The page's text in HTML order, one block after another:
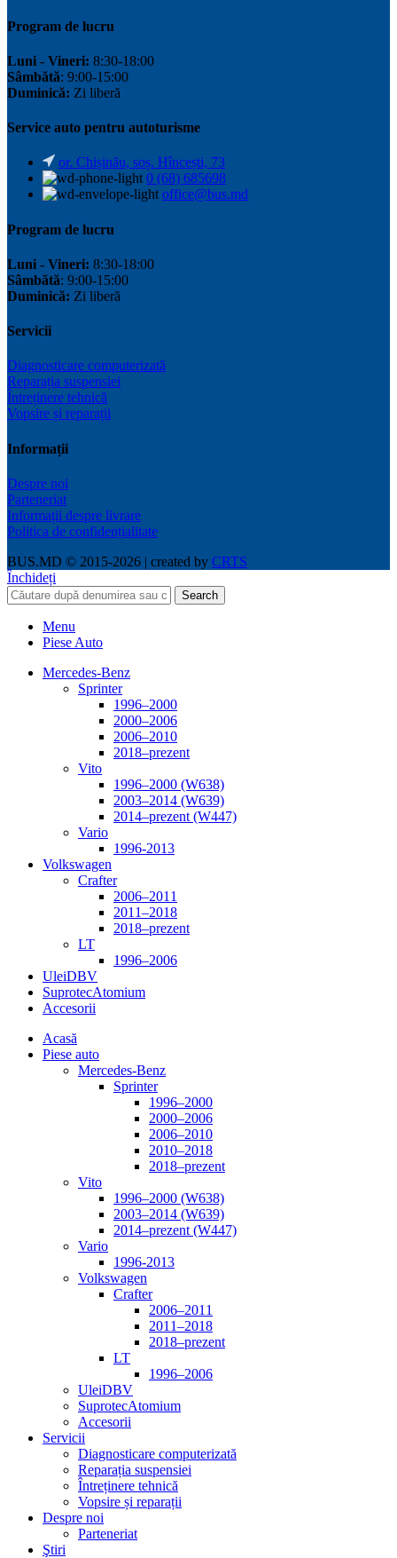
Program de lucru
Luni - Vineri: 8:30-18:00
Sâmbătă: 9:00-15:00
Duminică: Zi liberă
Service auto pentru autoturisme
or. Chișinău, soș. Hîncești, 73
0 (68) 685698
office@bus.md
Program de lucru
Luni - Vineri: 8:30-18:00
Sâmbătă: 9:00-15:00
Duminică: Zi liberă
Servicii
Diagnosticare computerizată
Reparația suspensiei
Întreținere tehnică
Vopsire și reparații
Informații
Despre noi
Parteneriat
Informații despre livrare
Politica de confidențialitate
BUS.MD © 2015-2026 | created by CRTS
Închideți
Search
Menu
Piese Auto
Mercedes-Benz
Sprinter
1996–2000
2000–2006
2006–2010
2018–prezent
Vito
1996–2000 (W638)
2003–2014 (W639)
2014–prezent (W447)
Vario
1996-2013
Volkswagen
Crafter
2006–2011
2011–2018
2018–prezent
LT
1996–2006
UleiDBV
SuprotecAtomium
Accesorii
Acasă
Piese auto
Mercedes-Benz
Sprinter
1996–2000
2000–2006
2006–2010
2010–2018
2018–prezent
Vito
1996–2000 (W638)
2003–2014 (W639)
2014–prezent (W447)
Vario
1996-2013
Volkswagen
Crafter
2006–2011
2011–2018
2018–prezent
LT
1996–2006
UleiDBV
SuprotecAtomium
Accesorii
Servicii
Diagnosticare computerizată
Reparația suspensiei
Întreținere tehnică
Vopsire și reparații
Despre noi
Parteneriat
Ştiri